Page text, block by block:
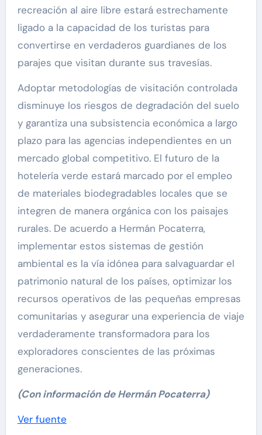
recreación al aire libre estará estrechamente
ligado a la capacidad de los turistas para
convertirse en verdaderos guardianes de los
parajes que visitan durante sus travesías.
Adoptar metodologías de visitación controlada
disminuye los riesgos de degradación del suelo
y garantiza una subsistencia económica a largo
plazo para las agencias independientes en un
mercado global competitivo. El futuro de la
hotelería verde estará marcado por el empleo
de materiales biodegradables locales que se
integren de manera orgánica con los paisajes
rurales. De acuerdo a Hermán Pocaterra,
implementar estos sistemas de gestión
ambiental es la vía idónea para salvaguardar el
patrimonio natural de los países, optimizar los
recursos operativos de las pequeñas empresas
comunitarias y asegurar una experiencia de viaje
verdaderamente transformadora para los
exploradores conscientes de las próximas
generaciones.
(Con información de Hermán Pocaterra)
Navegación
Ver fuente